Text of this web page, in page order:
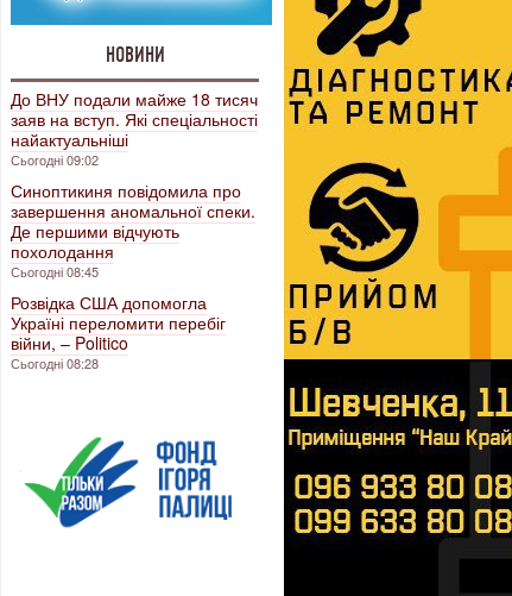
НОВИНИ
До ВНУ подали майже 18 тисяч
заяв на вступ. Які спеціальності
найактуальніші
Сьогодні 09:02
Синоптикиня повідомила про
завершення аномальної спеки.
Де першими відчують
похолодання
Сьогодні 08:45
Розвідка США допомогла
Україні переломити перебіг
війни, – Politico
Сьогодні 08:28